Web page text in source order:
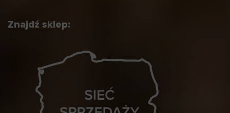
Znajdź sklep: